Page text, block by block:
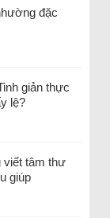
đặc
giản thực
lệ?
viết tâm thư
giúp